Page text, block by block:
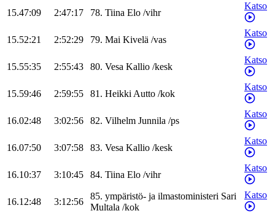
15.47:09 2:47:17 78. Tiina Elo /vihr
Katso
15.52:21 2:52:29 79. Mai Kivelä /vas
Katso
15.55:35 2:55:43 80. Vesa Kallio /kesk
Katso
15.59:46 2:59:55 81. HeikkiAutto /kok
Katso
16.02:48 3:02:56 82. Vilhelm Junnila /ps
Katso
16.07:50 3:07:58 83. Vesa Kallio /kesk
Katso
16.10:37 3:10:45 84. Tiina Elo /vihr
Katso
16.12:48 3:12:56
85. ympäristö- ja ilmastoministeri Sari
Multala /kok
Katso